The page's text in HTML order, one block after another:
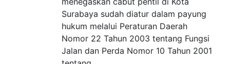
Surabaya sudah diatur dalam payung
hukum melalui Peraturan Daerah
Nomor 22 Tahun 2003 tentang Fungsi
Jalan dan Perda Nomor 10 Tahun 2001